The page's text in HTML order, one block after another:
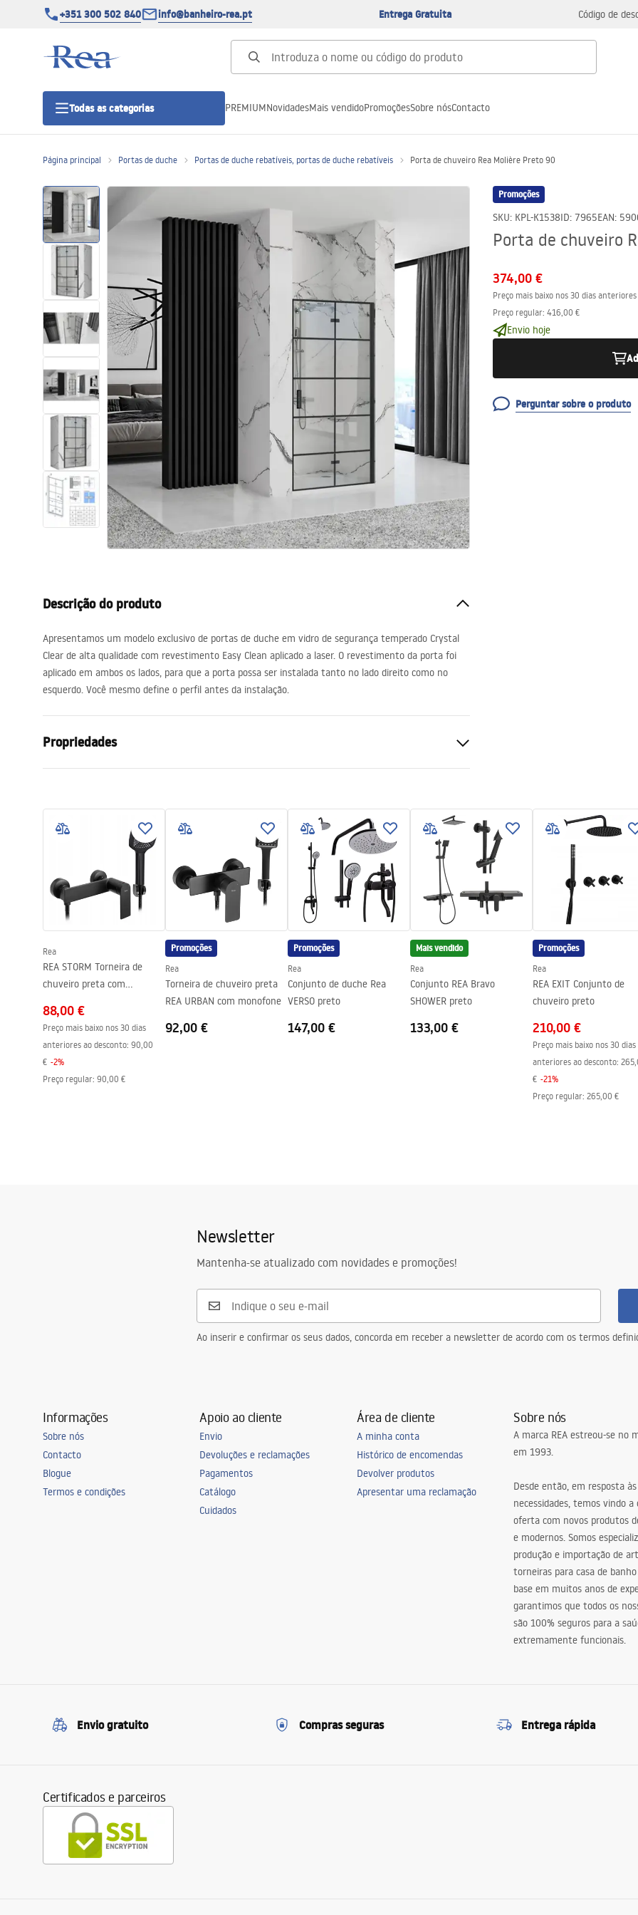
+351 300 502 840 info@banheiro-rea.pt Entrega Gratuita Código de
Todas as categorias
outras
Portas de duche
Bases de duche de casa de banho
Sumidouros de duche
Sanitas, lavatórios
Lava-louças e lavatórios de casa
de banho
Cabinas de duche de casa de
banho
Misturadores de casa de banho
Chuveiros de casa de banho
Acessórios de casa de banho,
acessórios de casa de banho
PREMIUMNovidadesMais vendidoPromoçõesSobre nósContacto
Página principal Portas de duche Portas de duche rebatíveis, portas de duche rebatíveis Porta de chuveiro Rea Molière Preto 90
Promoções
SKU: KPL-K1538ID: 7965EAN:
Porta de chuveiro
374,00 €
Preço mais baixo nos 30 dias
Preço regular: 416,00 €
Envio hoje
Perguntar sobre o produto
Descrição do produto
Apresentamos um modelo exclusivo de portas de duche em vidro de segurança temperado Crystal
Clear de alta qualidade com revestimento Easy Clean aplicado a laser. O revestimento da porta foi
aplicado em ambos os lados, para que a porta possa ser instalada tanto no lado direito como no
esquerdo. Você mesmo define o perfil antes da instalação.
Propriedades
Espessura do vidro
6 milímetros
A altura da porta do chuveiro
190
Material do perfil
Alumínio
Material de manuseamento
Latão
Revestimento Fácil e Limpo
Sim, em ambos os lados do vidro
Preto
Ajuste de perfil
Conjunto de juntas incluído
Sim
Pode ser instalado sem uma base de duche
Sim
Garantia
24 meses
Rea
REA STORM Torneira de
chuveiro preta com
88,00 €
Preço mais baixo nos 30 dias
anteriores ao desconto: 90,00
€ -2%
Preço regular: 90,00 €
Promoções
Rea
Torneira de chuveiro preta
REA URBAN com monofone
92,00 €
Promoções
Rea
Conjunto de duche Rea
VERSO preto
147,00 €
Mais vendido
Rea
Conjunto REA Bravo
SHOWER preto
133,00 €
Promoções
Rea
REA EXIT Conjunto de
chuveiro preto
210,00 €
Preço mais baixo nos 30 dias
anteriores ao desconto:
€ -21%
Preço regular: 265,00 €
Newsletter
Mantenha-se atualizado com novidades e promoções!
Ao inserir e confirmar os seus dados, concorda em receber a newsletter de acordo com os termos
Informações
Sobre nós
Contacto
Blogue
Termos e condições
Apoio ao cliente
Envio
Devoluções e reclamações
Pagamentos
Catálogo
Cuidados
Área de cliente
A minha conta
Histórico de encomendas
Devolver produtos
Apresentar uma reclamação
Sobre nós
A marca REA estreou-se no
em 1993.
Desde então, em resposta
necessidades, temos vindo
oferta com novos produtos
e modernos. Somos
produção e importação de
torneiras para casa de
base em muitos anos de
garantimos que todos os
são 100% seguros para a
extremamente funcionais.
Envio gratuito Compras seguras Entrega rápida
Certificados e parceiros